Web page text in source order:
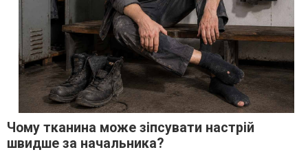
Чому тканина може зіпсувати настрій
швидше за начальника?